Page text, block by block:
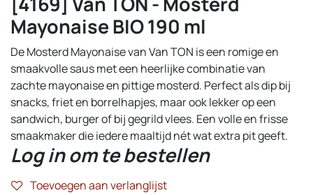
Mayonaise BIO 190 ml
De Mosterd Mayonaise van Van TON is een romige en
smaakvolle saus met een heerlijke combinatie van
zachte mayonaise en pittige mosterd. Perfect als dip bij
snacks, friet en borrelhapjes, maar ook lekker op een
sandwich, burger of bij gegrild vlees. Een volle en frisse
smaakmaker die iedere maaltijd nét wat extra pit geeft.
Log in om te bestellen
Toevoegen aan verlanglijst